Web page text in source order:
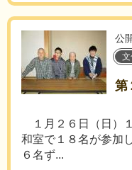
公
文
第
１月２６日（日）
和室で１８名が参加
６名ず...